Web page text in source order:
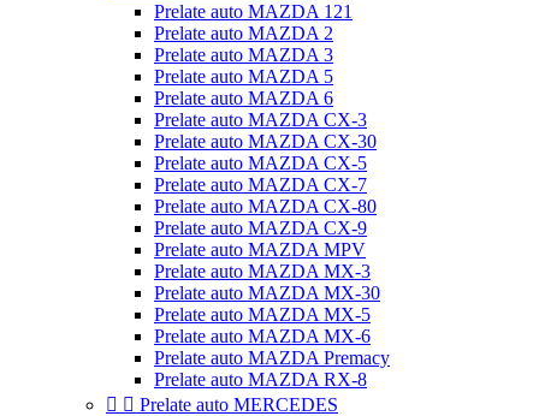
Prelate auto MAZDA 121
Prelate auto MAZDA 2
Prelate auto MAZDA 3
Prelate auto MAZDA 5
Prelate auto MAZDA 6
Prelate auto MAZDA CX-3
Prelate auto MAZDA CX-30
Prelate auto MAZDA CX-5
Prelate auto MAZDA CX-7
Prelate auto MAZDA CX-80
Prelate auto MAZDA CX-9
Prelate auto MAZDA MPV
Prelate auto MAZDA MX-3
Prelate auto MAZDA MX-30
Prelate auto MAZDA MX-5
Prelate auto MAZDA MX-6
Prelate auto MAZDA Premacy
Prelate auto MAZDA RX-8
  Prelate auto MERCEDES